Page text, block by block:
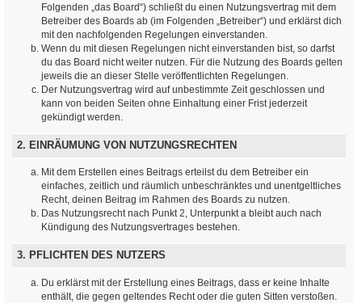
Folgenden „das Board“) schließt du einen Nutzungsvertrag mit dem
Betreiber des Boards ab (im Folgenden „Betreiber“) und erklärst dich
mit den nachfolgenden Regelungen einverstanden.
Wenn du mit diesen Regelungen nicht einverstanden bist, so darfst
du das Board nicht weiter nutzen. Für die Nutzung des Boards gelten
jeweils die an dieser Stelle veröffentlichten Regelungen.
Der Nutzungsvertrag wird auf unbestimmte Zeit geschlossen und
kann von beiden Seiten ohne Einhaltung einer Frist jederzeit
gekündigt werden.
2. EINRÄUMUNG VON NUTZUNGSRECHTEN
Mit dem Erstellen eines Beitrags erteilst du dem Betreiber ein
einfaches, zeitlich und räumlich unbeschränktes und unentgeltliches
Recht, deinen Beitrag im Rahmen des Boards zu nutzen.
Das Nutzungsrecht nach Punkt 2, Unterpunkt a bleibt auch nach
Kündigung des Nutzungsvertrages bestehen.
3. PFLICHTEN DES NUTZERS
Du erklärst mit der Erstellung eines Beitrags, dass er keine Inhalte
enthält, die gegen geltendes Recht oder die guten Sitten verstoßen.